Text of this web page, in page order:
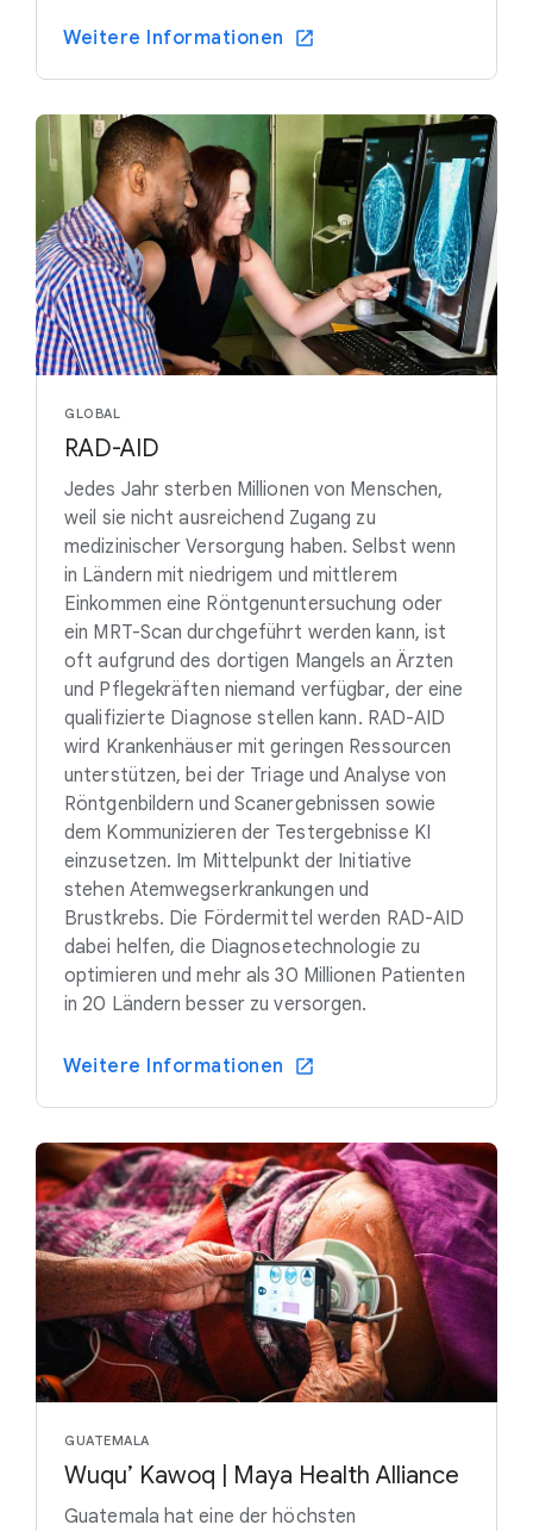
Weitere Informationen
GLOBAL
RAD-AID
Jedes Jahr sterben Millionen von Menschen,
weil sie nicht ausreichend Zugang zu
medizinischer Versorgung haben. Selbst wenn
in Ländern mit niedrigem und mittlerem
Einkommen eine Röntgenuntersuchung oder
ein MRT-Scan durchgeführt werden kann, ist
oft aufgrund des dortigen Mangels an Ärzten
und Pflegekräften niemand verfügbar, der eine
qualifizierte Diagnose stellen kann. RAD-AID
wird Krankenhäuser mit geringen Ressourcen
unterstützen, bei der Triage und Analyse von
Röntgenbildern und Scanergebnissen sowie
dem Kommunizieren der Testergebnisse KI
einzusetzen. Im Mittelpunkt der Initiative
stehen Atemwegserkrankungen und
Brustkrebs. Die Fördermittel werden RAD-AID
dabei helfen, die Diagnosetechnologie zu
optimieren und mehr als 30 Millionen Patienten
in 20 Ländern besser zu versorgen.
Weitere Informationen
GUATEMALA
Wuqu’ Kawoq | Maya Health Alliance
Guatemala hat eine der höchsten